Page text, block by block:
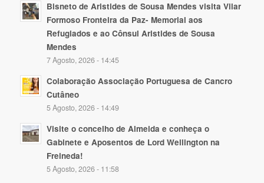
Bisneto de Aristides de Sousa Mendes visita Vilar
Formoso Fronteira da Paz- Memorial aos
Refugiados e ao Cônsul Aristides de Sousa
Mendes
7 Agosto, 2026 - 14:45
Colaboração Associação Portuguesa de Cancro
Cutâneo
5 Agosto, 2026 - 14:49
Visite o concelho de Almeida e conheça o
Gabinete e Aposentos de Lord Wellington na
Freineda!
5 Agosto, 2026 - 11:58